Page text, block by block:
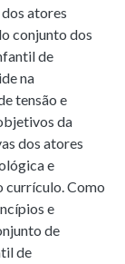
atores
conjunto dos
de
na
tensão e
da
dos atores
e
currículo. Como
e
de
de